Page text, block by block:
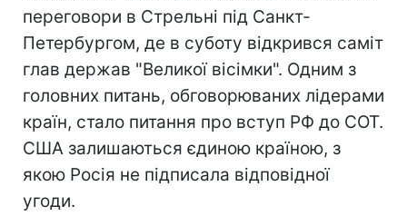
переговори в Стрельні під Санкт-
Петербургом, де в суботу відкрився саміт
глав держав "Великої вісімки". Одним з
головних питань, обговорюваних лідерами
країн, стало питання про вступ РФ до СОТ.
США залишаються єдиною країною, з
якою Росія не підписала відповідної
угоди.